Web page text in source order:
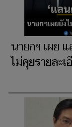
นายกฯ เผย
ไม่คุยรายละ